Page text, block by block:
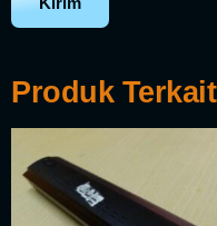
Produk Terkait